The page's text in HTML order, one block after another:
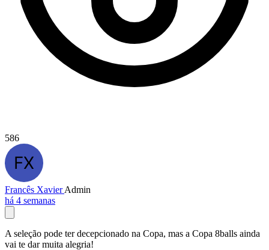
586
Francês XavierAdmin
há 4 semanas
A seleção pode ter decepcionado na Copa, mas a Copa 8balls ainda
vai te dar muita alegria!